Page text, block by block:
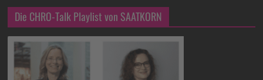
Die CHRO-Talk Playlist von SAATKORN